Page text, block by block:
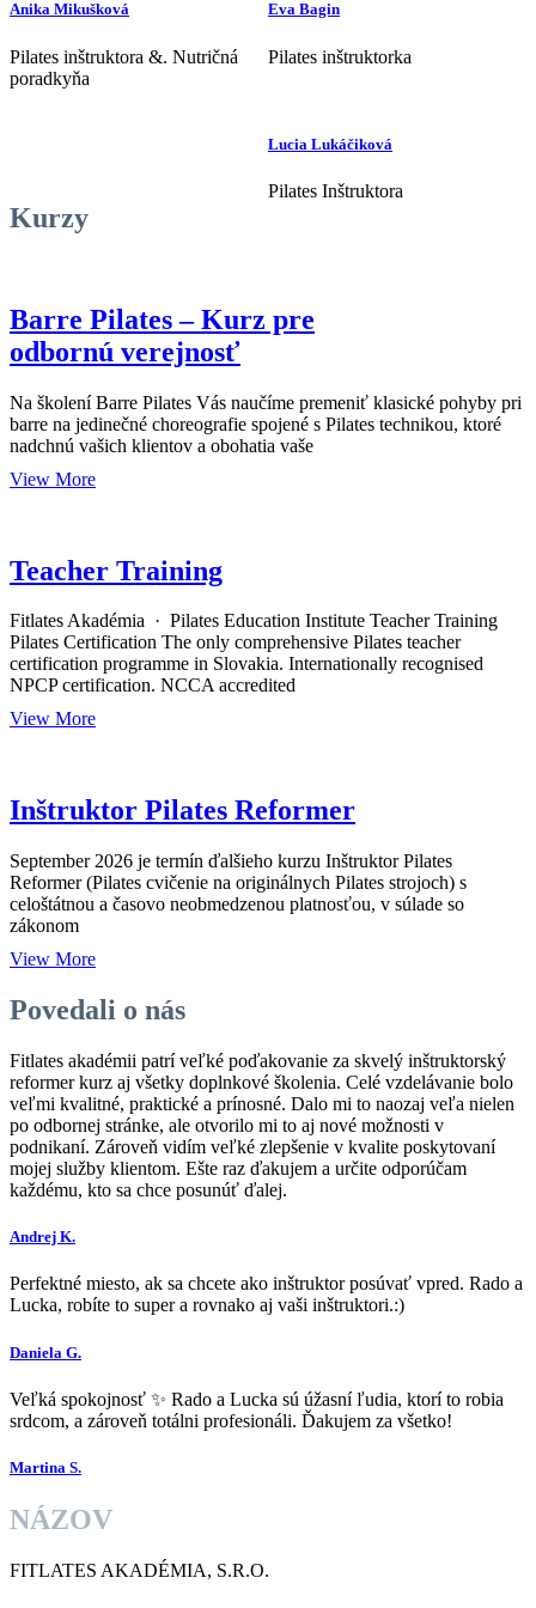
Anika Mikušková
Pilates inštruktora &. Nutričná
poradkyňa
Eva Bagin
Pilates inštruktorka
Lucia Lukáčiková
Pilates Inštruktora
Kurzy
Barre Pilates – Kurz pre
odbornú verejnosť
Na školení Barre Pilates Vás naučíme premeniť klasické pohyby pri
barre na jedinečné choreografie spojené s Pilates technikou, ktoré
nadchnú vašich klientov a obohatia vaše
View More
Teacher Training
Fitlates Akadémia · Pilates Education Institute Teacher Training
Pilates Certification The only comprehensive Pilates teacher
certification programme in Slovakia. Internationally recognised
NPCP certification. NCCA accredited
View More
Inštruktor Pilates Reformer
September 2026 je termín ďalšieho kurzu Inštruktor Pilates
Reformer (Pilates cvičenie na originálnych Pilates strojoch) s
celoštátnou a časovo neobmedzenou platnosťou, v súlade so
zákonom
View More
Povedali o nás
Fitlates akadémii patrí veľké poďakovanie za skvelý inštruktorský
reformer kurz aj všetky doplnkové školenia. Celé vzdelávanie bolo
veľmi kvalitné, praktické a prínosné. Dalo mi to naozaj veľa nielen
po odbornej stránke, ale otvorilo mi to aj nové možnosti v
podnikaní. Zároveň vidím veľké zlepšenie v kvalite poskytovaní
mojej služby klientom. Ešte raz ďakujem a určite odporúčam
každému, kto sa chce posunúť ďalej.
Andrej K.
Perfektné miesto, ak sa chcete ako inštruktor posúvať vpred. Rado a
Lucka, robíte to super a rovnako aj vaši inštruktori.:)
Daniela G.
Veľká spokojnosť ✨ Rado a Lucka sú úžasní ľudia, ktorí to robia
srdcom, a zároveň totálni profesionáli. Ďakujem za všetko!
Martina S.
NÁZOV
FITLATES AKADÉMIA, S.R.O.